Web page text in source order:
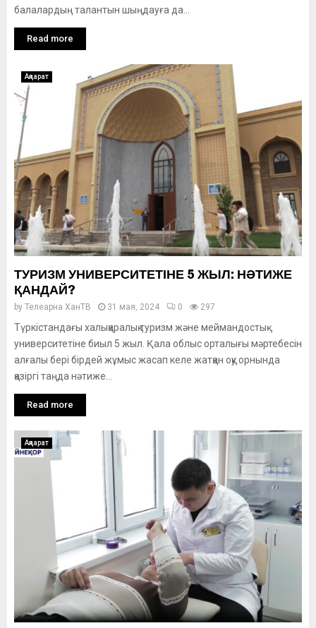
балалардың талантын шыңдауға да...
Read more
Ақпарат
ТУРИЗМ УНИВЕРСИТЕТІНЕ 5 ЖЫЛ: НӘТИЖЕ
ҚАНДАЙ?
by Телеарна ХанТВ 31 мая, 2024 0 297
Түркістандағы халықаралық туризм және меймандостық
университетіне биыл 5 жыл. Қала облыс орталығы мәртебесін
алғалы бері бірдей жұмыс жасап келе жатқан оқу орнында
қазіргі таңда нәтиже...
Read more
Ақпарат